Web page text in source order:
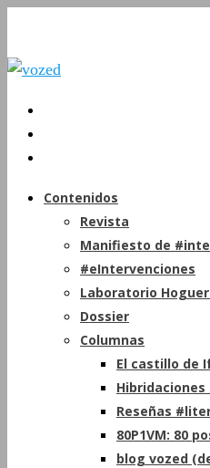
Contenidos
Revista
Manifiesto de
#eIntervenciones
Laboratorio
Dossier
Columnas
El castillo de
Reseñas
80P1VM: 80
blog vozed